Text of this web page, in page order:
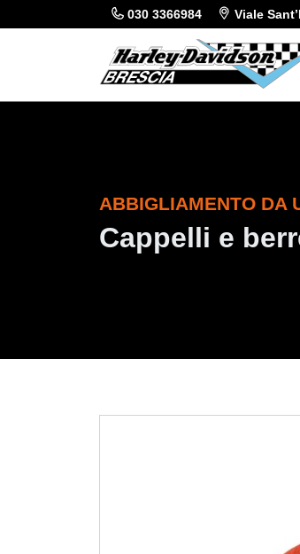
030 3366984 Viale
ABBIGLIAMENTO DA
Cappelli e